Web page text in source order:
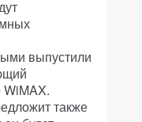
выпустили
также